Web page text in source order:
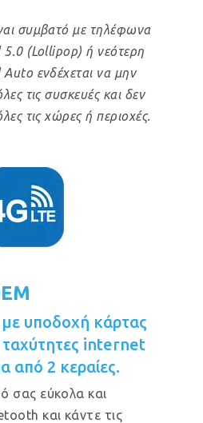
συμβατό με τηλέφωνα
(Lollipop) ή νεότερη
ενδέχεται να μην
τις συσκευές και δεν
τις χώρες ή περιοχές.
υποδοχή κάρτας
ταχύτητες internet
από 2 κεραίες.
σας εύκολα και
και κάντε τις